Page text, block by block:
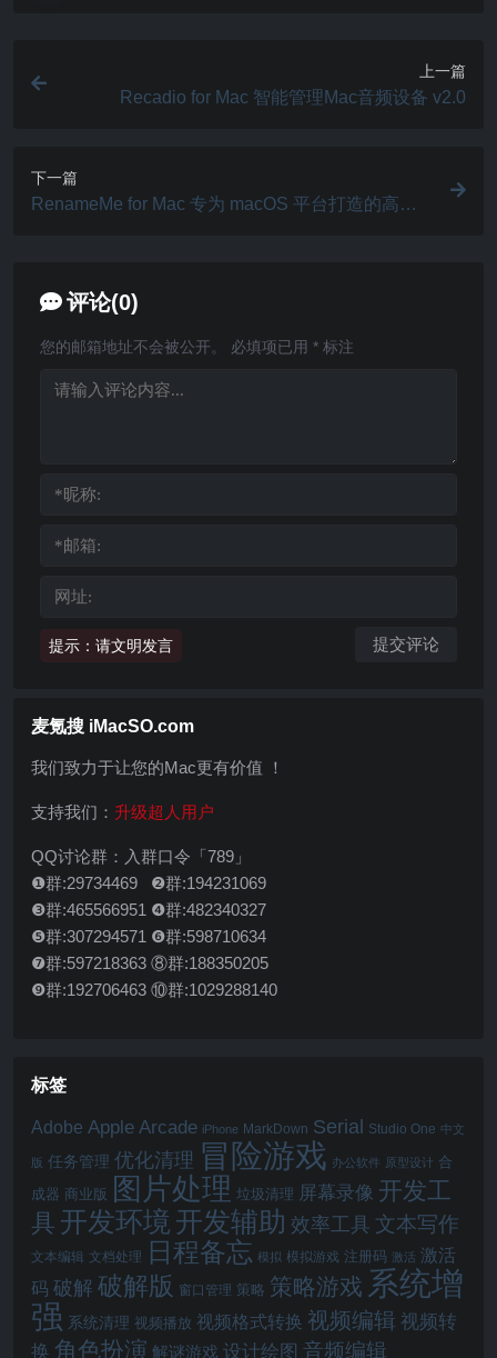
上一篇
Recadio for Mac 智能管理Mac音频设备 v2.0
下一篇
RenameMe for Mac 专为 macOS 平台打造的高效
评论(0)
提示：请文明发言
您的邮箱地址不会被公开。 必填项已用 * 标注
麦氪搜 iMacSO.com
我们致力于让您的Mac更有价值 ！
支持我们： 升级超人用户
QQ讨论群：入群口令「789」
❶群:29734469 ❷群:194231069
❸群:465566951 ❹群:482340327
❺群:307294571 ❻群:598710634
❼群:597218363 ⑧群:188350205
❾群:192706463 ⑩群:1029288140
标签
Adobe Apple Arcade iPhone MarkDown Serial Studio One 中文
版 任务管理 优化清理 冒险游戏 办公软件 原型设计 合
成器 商业版 图片处理 垃圾清理 屏幕录像 开发工
具 开发环境 开发辅助 效率工具 文本写作
文本编辑 文档处理 日程备忘 模拟 模拟游戏 注册码 激活 激活
码 破解 破解版 窗口管理 策略 策略游戏 系统增
强 系统清理 视频播放 视频格式转换 视频编辑 视频转
换 角色扮演 解谜游戏 设计绘图 音频编辑